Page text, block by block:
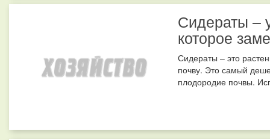
Сидераты –
которое
Сидераты – это
почву. Это самый
плодородие почвы.